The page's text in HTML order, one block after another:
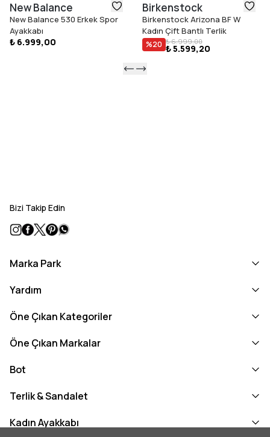
New Balance
New Balance 530 Erkek Spor
Ayakkabı
₺ 6.999,00
Birkenstock
Birkenstock Arizona BF W
Kadın Çift Bantlı Terlik
%20 ₺ 6.999,00
₺ 5.599,20
Bizi Takip Edin
Marka Park
Yardım
Öne Çıkan Kategoriler
Öne Çıkan Markalar
Bot
Terlik & Sandalet
Kadın Ayakkabı